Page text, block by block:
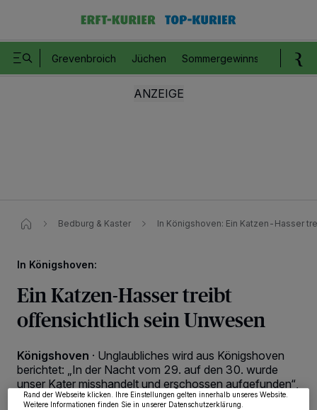
Grevenbroich Jüchen Sommergewinnspiel
Bedburg & Kaster In Königshoven: Ein Katzen-Hasser
In Königshoven:
Ein Katzen-Hasser treibt
offensichtlich sein Unwesen
Königshoven · Unglaubliches wird aus Königshoven
berichtet: „In der Nacht vom 29. auf den 30. wurde
unser Kater misshandelt und erschossen aufgefunden“,
meldet sich Bel Altintop in der Redaktion des Erft-Kurier
Wir und unsere 218 -Partner speichern und greifen auf personenbezogene Daten
wie Browserdaten oder eindeutige Kennungen auf Ihrem Gerät zu. Durch Auswahl
Zwecke. Wenn Tracker deaktiviert sind, sind manche Inhalte und Anzeigen
möglicherweise nicht mehr so relevant für Sie. Sie können dieses Menü jederzeit
wieder aufrufen, um Ihre Einstellungen zu ändern oder Ihre Einwilligung zu
widerrufen, indem Sie auf den Link Einstellungen oder Ablehnen am unteren
Rand der Webseite klicken. Ihre Einstellungen gelten innerhalb unseres Website.
Weitere Informationen finden Sie in unserer Datenschutzerklärung.